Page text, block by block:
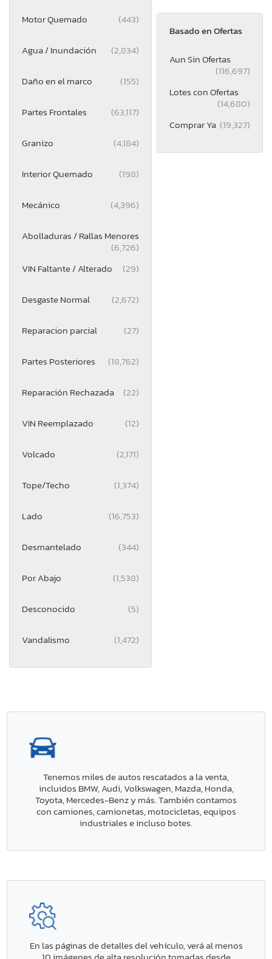
Motor Quemado (443)
Agua / Inundación (2,834)
Daño en el marco (155)
Partes Frontales (63,117)
Granizo (4,184)
Interior Quemado (198)
Mecánico (4,396)
Abolladuras / Rallas Menores
(6,726)
VIN Faltante / Alterado
(29)
Desgaste Normal (2,672)
Reparacion parcial (27)
Partes Posteriores (18,762)
Reparación Rechazada (22)
VIN Reemplazado (12)
Volcado (2,171)
Tope/Techo (1,374)
Lado (16,753)
Desmantelado (344)
Por Abajo (1,538)
Desconocido (5)
Vandalismo (1,472)
Basado en Ofertas
Aun Sin Ofertas
(116,697)
Lotes con Ofertas
(14,680)
Comprar Ya (19,327)
Tenemos miles de autos rescatados a la venta,
incluidos BMW, Audi, Volkswagen, Mazda, Honda,
Toyota, Mercedes-Benz y más. También contamos
con camiones, camionetas, motocicletas, equipos
industriales e incluso botes.
En las páginas de detalles del vehículo, verá al menos